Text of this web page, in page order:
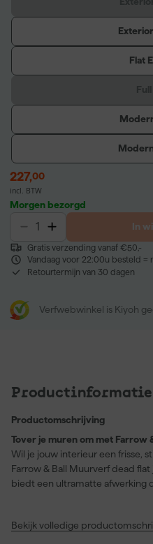
Flat
227,00
incl. BTW
Morgen bezorgd
In
Gratis verzending vanaf €50,-
Vandaag voor 22:00u besteld =
Retourtermijn van 30 dagen
Verfwebwinkel is Kiyoh
Productinformatie
Productomschrijving
Tover je muren om met Farrow
Wil je jouw interieur een frisse,
Farrow & Ball Muurverf dead
biedt een ultramatte afwerking
deze veelzijdige verf dekt het
Bekijk volledige